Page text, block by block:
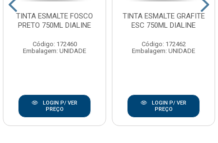
TINTA ESMALTE FOSCO
PRETO 750ML DIALINE
Código: 172460
Embalagem: UNIDADE
LOGIN P/ VER
PREÇO
TINTA ESMALTE GRAFITE
ESC 750ML DIALINE
Código: 172462
Embalagem: UNIDADE
LOGIN P/ VER
PREÇO